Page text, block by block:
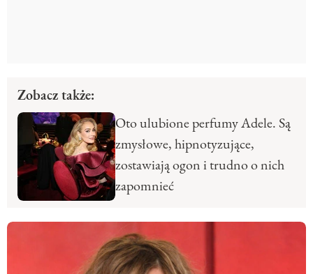
Zobacz także:
Oto ulubione perfumy Adele. Są
zmysłowe, hipnotyzujące,
zostawiają ogon i trudno o nich
zapomnieć